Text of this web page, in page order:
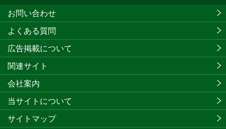
お問い合わせ
よくある質問
広告掲載について
関連サイト
会社案内
当サイトについて
サイトマップ